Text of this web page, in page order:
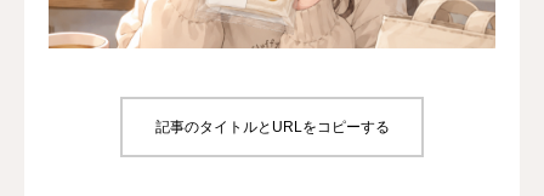
記事のタイトルとURLをコピーする
日誌/通信
プロジェクト
事業所について